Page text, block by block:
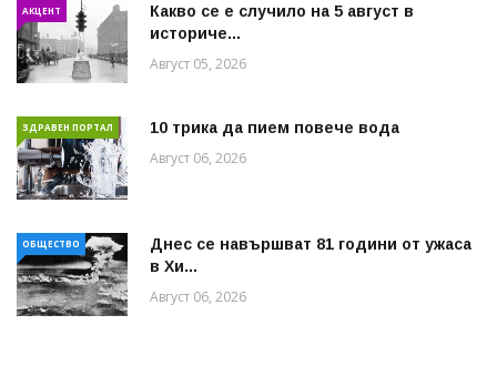
АКЦЕНТ
Какво се е случило на 5 август в
историче...
Август 05, 2026
ЗДРАВЕН ПОРТАЛ 10 трика да пием повече вода
Август 06, 2026
ОБЩЕСТВО
Днес се навършват 81 години от ужаса
в Хи...
Август 06, 2026